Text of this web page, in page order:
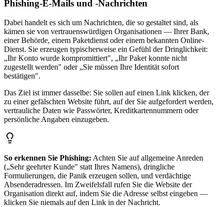
Phishing-E-Mails und -Nachrichten
Dabei handelt es sich um Nachrichten, die so gestaltet sind, als
kämen sie von vertrauenswürdigen Organisationen — Ihrer Bank,
einer Behörde, einem Paketdienst oder einem bekannten Online-
Dienst. Sie erzeugen typischerweise ein Gefühl der Dringlichkeit:
„Ihr Konto wurde kompromittiert", „Ihr Paket konnte nicht
zugestellt werden" oder „Sie müssen Ihre Identität sofort
bestätigen".
Das Ziel ist immer dasselbe: Sie sollen auf einen Link klicken, der
zu einer gefälschten Website führt, auf der Sie aufgefordert werden,
vertrauliche Daten wie Passwörter, Kreditkartennummern oder
persönliche Angaben einzugeben.
So erkennen Sie Phishing: Achten Sie auf allgemeine Anreden
(„Sehr geehrter Kunde" statt Ihres Namens), dringliche
Formulierungen, die Panik erzeugen sollen, und verdächtige
Absenderadressen. Im Zweifelsfall rufen Sie die Website der
Organisation direkt auf, indem Sie die Adresse selbst eingeben —
klicken Sie niemals auf den Link in der Nachricht.